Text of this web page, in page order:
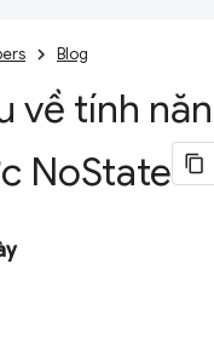
Blog
về tính
NoState